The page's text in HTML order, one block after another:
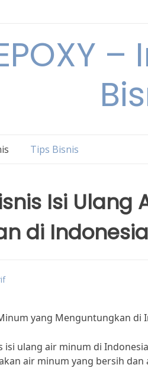
Tips Bisnis
Isi Ulang
di Indonesia
yang Menguntungkan di
isi ulang air minum di
air minum yang bersih